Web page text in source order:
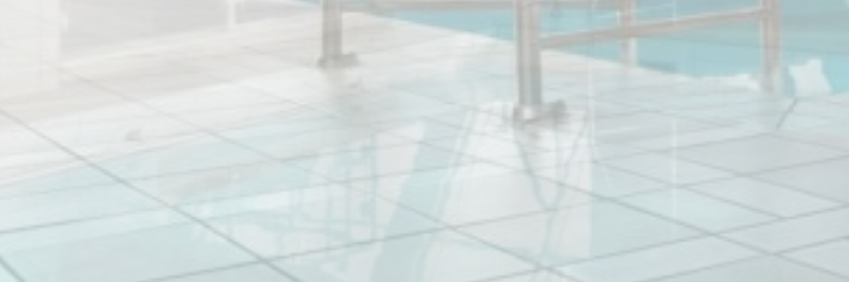
Marketing und Werbung
Marketing-Cookies werden hauptsächlich von Dritten
Verhalten und seine Gewohnheiten im gesamten Web für
Werbenutzerdaten
Erteilen Sie Ihre Einwilligung zur Übermittlung von